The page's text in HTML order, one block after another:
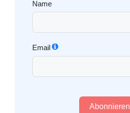
Name
Email
Abonnieren